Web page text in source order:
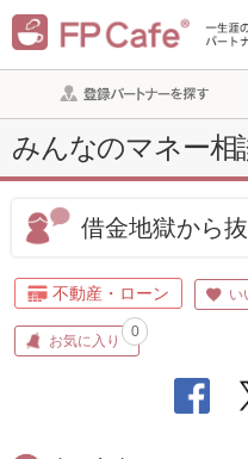
みんなのマネー相
借金地獄から
不動産・ローン い
お気に入り
0